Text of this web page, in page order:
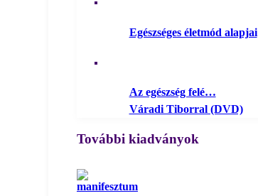
Egészséges életmód alapjai
Az egészség felé…
Váradi Tiborral (DVD)
További kiadványok